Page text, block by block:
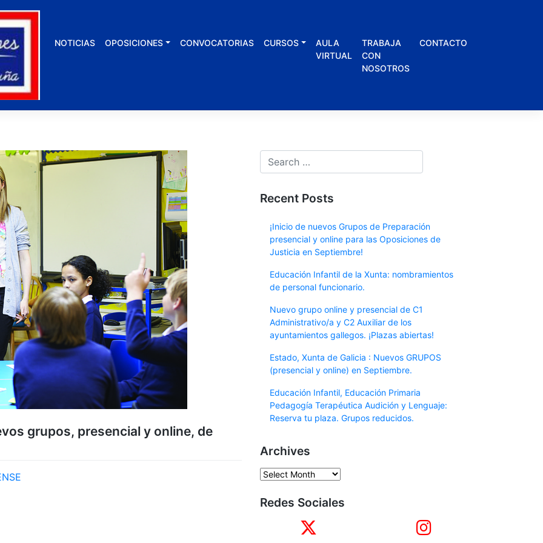
NOTICIAS OPOSICIONES CONVOCATORIAS CURSOS
AULA
VIRTUAL
TRABAJA
CON
NOSOTROS
CONTACTO
grupos, presencial y online, de
Recent Posts
¡Inicio de nuevos Grupos de Preparación
presencial y online para las Oposiciones de
Justicia en Septiembre!
Educación Infantil de la Xunta: nombramientos
de personal funcionario.
Nuevo grupo online y presencial de C1
Administrativo/a y C2 Auxiliar de los
ayuntamientos gallegos. ¡Plazas abiertas!
Estado, Xunta de Galicia : Nuevos GRUPOS
(presencial y online) en Septiembre.
Educación Infantil, Educación Primaria
Pedagogía Terapéutica Audición y Lenguaje:
Reserva tu plaza. Grupos reducidos.
Archives
Archives
Redes Sociales